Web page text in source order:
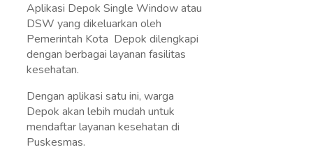
Aplikasi Depok Single Window atau
DSW yang dikeluarkan oleh
Pemerintah Kota Depok dilengkapi
dengan berbagai layanan fasilitas
kesehatan.
Dengan aplikasi satu ini, warga
Depok akan lebih mudah untuk
mendaftar layanan kesehatan di
Puskesmas.